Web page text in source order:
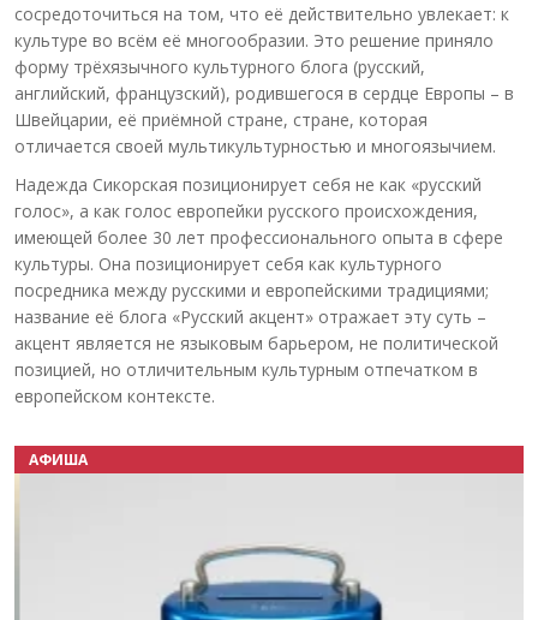
сосредоточиться на том, что её действительно увлекает: к
культуре во всём её многообразии. Это решение приняло
форму трёхязычного культурного блога (русский,
английский, французский), родившегося в сердце Европы – в
Швейцарии, её приёмной стране, стране, которая
отличается своей мультикультурностью и многоязычием.
Надежда Сикорская позиционирует себя не как «русский
голос», а как голос европейки русского происхождения,
имеющей более 30 лет профессионального опыта в сфере
культуры. Она позиционирует себя как культурного
посредника между русскими и европейскими традициями;
название её блога «Русский акцент» отражает эту суть –
акцент является не языковым барьером, не политической
позицией, но отличительным культурным отпечатком в
европейском контексте.
АФИША